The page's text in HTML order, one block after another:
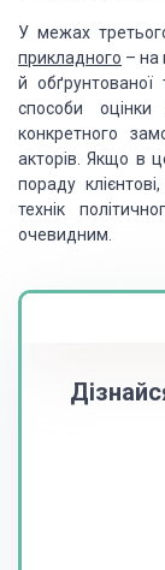
У межах
прикладного – на
й обґрунтованої
способи
конкретного
акторів. Якщо в
пораду
технік
очевидним.